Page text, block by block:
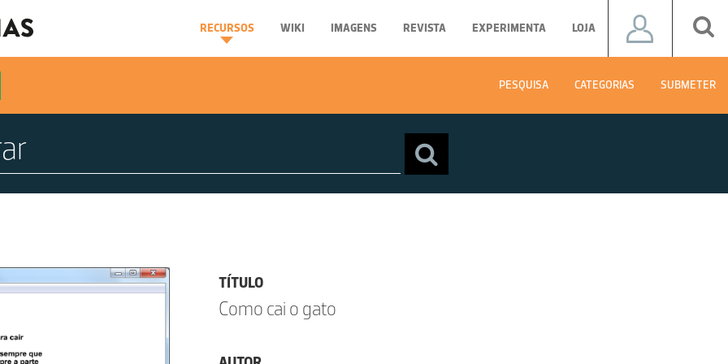
RECURSOS WIKI IMAGENS REVISTA EXPERIMENTA LOJA
PESQUISA CATEGORIAS SUBMETER
TÍTULO
Como cai o gato